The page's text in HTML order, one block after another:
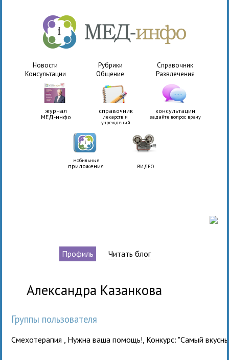
Новости Рубрики
Справочник
Консультации
Общение Развлечения
журнал
МЕД-инфо
справочник
лекарств и
учреждений
консультации
задайте вопрос врачу
мобильные
приложения ВИДЕО
Профиль Читать блог
Александра Казанкова
Группы пользователя
Смехотерапия Нужна ваша помощь! Конкурс: "Самый